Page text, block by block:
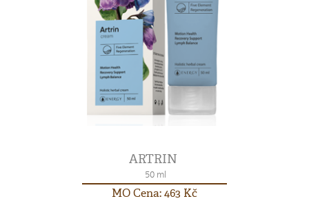
ARTRIN
50 ml
MO Cena: 463 Kč